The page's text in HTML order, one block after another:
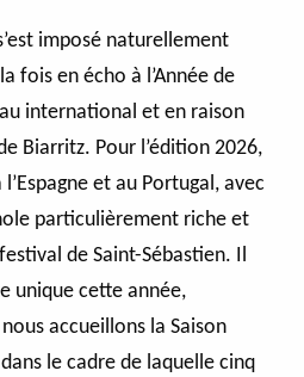
imposé naturellement
fois en écho à l’Année de
international et en raison
Biarritz. Pour l’édition 2026,
et au Portugal, avec
particulièrement riche et
de Saint-Sébastien. Il
unique cette année,
accueillons la Saison
le cadre de laquelle cinq